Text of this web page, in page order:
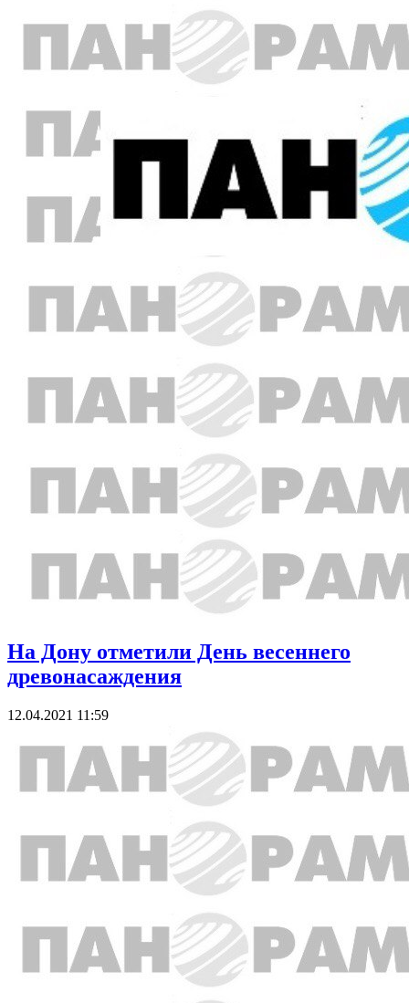
На Дону отметили День весеннего
древонасаждения
12.04.2021 11:59